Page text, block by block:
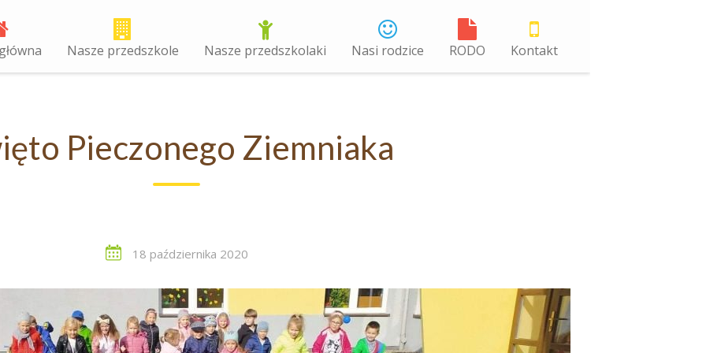
Nasze przedszkole Nasze przedszkolaki Nasi rodzice RODO Kontakt
Pieczonego Ziemniaka
18 października 2020